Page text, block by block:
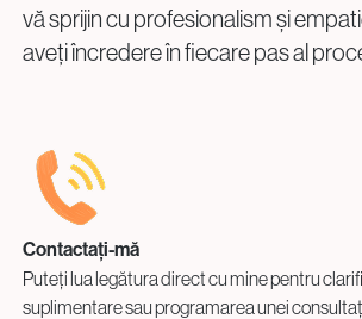
vă sprijin cu profesionalism și
aveți încredere în fiecare pas al
Contactați-mă
Puteți lua legătura direct cu mine pentru
suplimentare sau programarea unei